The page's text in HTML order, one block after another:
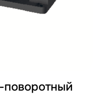
поворотный